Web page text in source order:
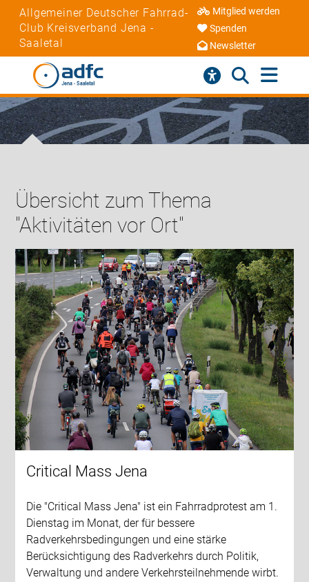
Allgemeiner Deutscher Fahrrad-
Club Kreisverband Jena -
Saaletal
Mitglied werden
Spenden
Newsletter
Übersicht zum Thema
"Aktivitäten vor Ort"
Critical Mass Jena
Die "Critical Mass Jena" ist ein Fahrradprotest am 1.
Dienstag im Monat, der für bessere
Radverkehrsbedingungen und eine stärke
Berücksichtigung des Radverkehrs durch Politik,
Verwaltung und andere Verkehrsteilnehmende wirbt.